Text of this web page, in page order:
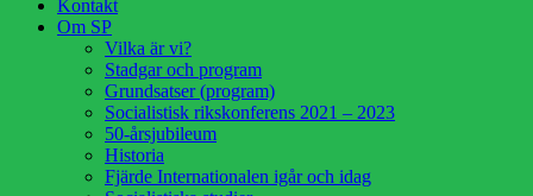
Kontakt
Om SP
Vilka är vi?
Stadgar och program
Grundsatser (program)
Socialistisk rikskonferens 2021 – 2023
50-årsjubileum
Historia
Fjärde Internationalen igår och idag